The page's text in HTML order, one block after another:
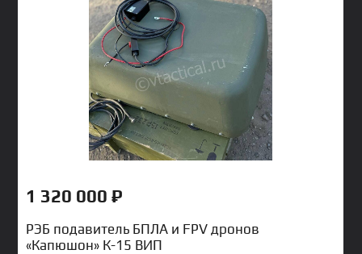
РЭБ подавитель БПЛА и FPV дронов
«Капюшон» К-15 ВИП
1 320 000₽